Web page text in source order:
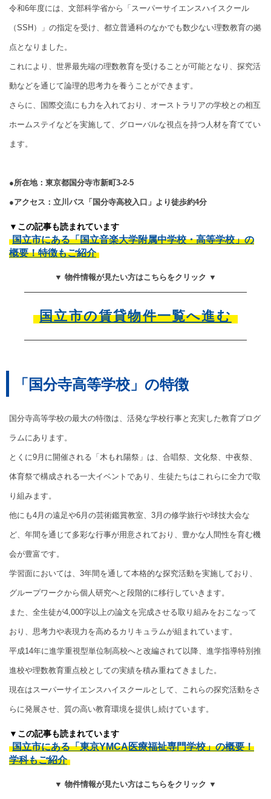
令和6年度には、文部科学省から「スーパーサイエンスハイスクール
（SSH）」の指定を受け、都立普通科のなかでも数少ない理数教育の拠
点となりました。
これにより、世界最先端の理数教育を受けることが可能となり、探究活
動などを通じて論理的思考力を養うことができます。
さらに、国際交流にも力を入れており、オーストラリアの学校との相互
ホームステイなどを実施して、グローバルな視点を持つ人材を育ててい
ます。
●所在地：東京都国分寺市新町3-2-5
●アクセス：立川バス「国分寺高校入口」より徒歩約4分
▼この記事も読まれています
国立市にある「国立音楽大学附属中学校・高等学校」の
概要！特徴もご紹介
▼ 物件情報が見たい方はこちらをクリック ▼
国立市の賃貸物件一覧へ進む
「国分寺高等学校」の特徴
国分寺高等学校の最大の特徴は、活発な学校行事と充実した教育プログ
ラムにあります。
とくに9月に開催される「木もれ陽祭」は、合唱祭、文化祭、中夜祭、
体育祭で構成される一大イベントであり、生徒たちはこれらに全力で取
り組みます。
他にも4月の遠足や6月の芸術鑑賞教室、3月の修学旅行や球技大会な
ど、年間を通じて多彩な行事が用意されており、豊かな人間性を育む機
会が豊富です。
学習面においては、3年間を通して本格的な探究活動を実施しており、
グループワークから個人研究へと段階的に移行していきます。
また、全生徒が4,000字以上の論文を完成させる取り組みをおこなって
おり、思考力や表現力を高めるカリキュラムが組まれています。
平成14年に進学重視型単位制高校へと改編されて以降、進学指導特別推
進校や理数教育重点校としての実績を積み重ねてきました。
現在はスーパーサイエンスハイスクールとして、これらの探究活動をさ
らに発展させ、質の高い教育環境を提供し続けています。
▼この記事も読まれています
国立市にある「東京YMCA医療福祉専門学校」の概要！
学科もご紹介
▼ 物件情報が見たい方はこちらをクリック ▼